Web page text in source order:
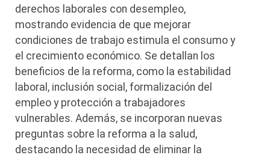
derechos laborales con desempleo,
mostrando evidencia de que mejorar
condiciones de trabajo estimula el consumo y
el crecimiento económico. Se detallan los
beneficios de la reforma, como la estabilidad
laboral, inclusión social, formalización del
empleo y protección a trabajadores
vulnerables. Además, se incorporan nuevas
preguntas sobre la reforma a la salud,
destacando la necesidad de eliminar la